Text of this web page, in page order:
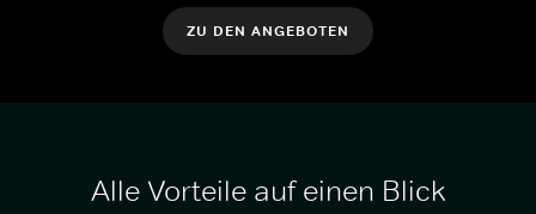
ZU DEN ANGEBOTEN
Alle Vorteile auf einen Blick